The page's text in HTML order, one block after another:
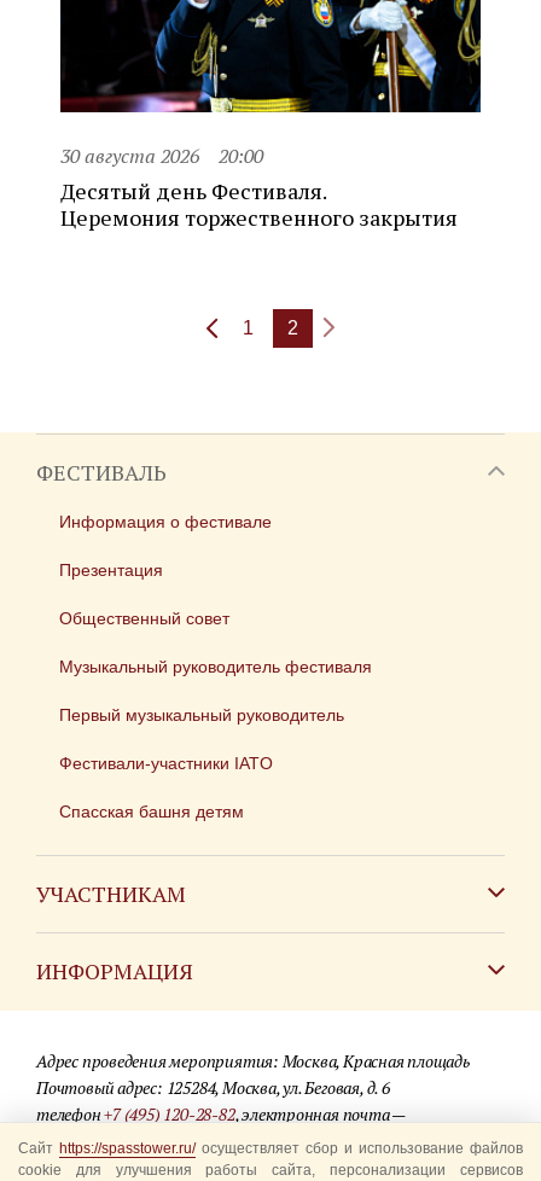
30 августа 2026 20:00
Десятый день Фестиваля.
Церемония торжественного закрытия
1 2
ФЕСТИВАЛЬ
Информация о фестивале
Презентация
Общественный совет
Музыкальный руководитель фестиваля
Первый музыкальный руководитель
Фестивали-участники IATO
Спасская башня детям
УЧАСТНИКАМ
ИНФОРМАЦИЯ
Для СМИ
Где купить билеты
Акции
Адрес проведения мероприятия: Москва, Красная площадь
Почтовый адрес: 125284, Москва, ул. Беговая, д. 6
телефон+7 (495) 120-28-82, электронная почта —
info@spasstower.ru
Сайт https://spasstower.ru/осуществляет сбор и использование файлов
cookie для улучшения работы сайта, персонализации сервисов